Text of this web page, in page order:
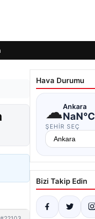
Hava Durumu
☁Ankara
NaN°C
ŞEHIR SEÇ
Bizi Takip Edin